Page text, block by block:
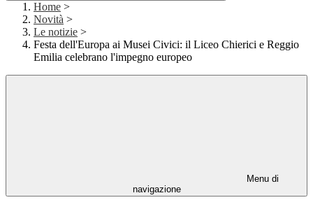
Home >
Novità >
Le notizie >
Festa dell'Europa ai Musei Civici: il Liceo Chierici e Reggio
Emilia celebrano l'impegno europeo
Menu di
navigazione